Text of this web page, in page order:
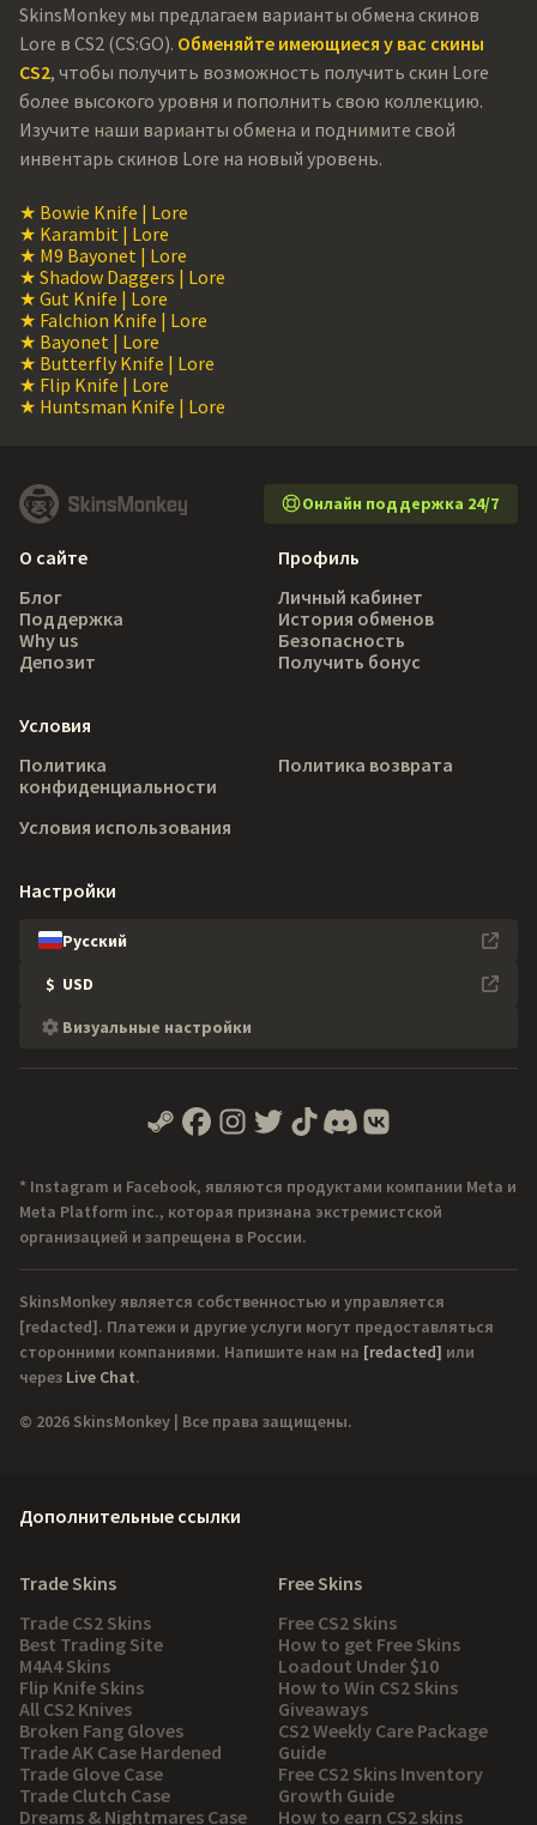
SkinsMonkey мы предлагаем варианты обмена скинов
Lore в CS2 (CS:GO). Обменяйте имеющиеся у вас скины
CS2, чтобы получить возможность получить скин Lore
более высокого уровня и пополнить свою коллекцию.
Изучите наши варианты обмена и поднимите свой
инвентарь скинов Lore на новый уровень.
★ Bowie Knife | Lore
★ Karambit | Lore
★ M9 Bayonet | Lore
★ Shadow Daggers | Lore
★ Gut Knife | Lore
★ Falchion Knife | Lore
★ Bayonet | Lore
★ Butterfly Knife | Lore
★ Flip Knife | Lore
★ Huntsman Knife | Lore
Онлайн поддержка 24/7
О сайте
Блог
Поддержка
Why us
Депозит
Профиль
Личный кабинет
История обменов
Безопасность
Получить бонус
Условия
Политика
конфиденциальности
Политика возврата
Условия использования
Настройки
Русский
$ USD
Визуальные настройки
* Instagram и Facebook, являются продуктами компании Meta и
Meta Platform inc., которая признана экстремистской
организацией и запрещена в России.
SkinsMonkey является собственностью и управляется
[redacted]. Платежи и другие услуги могут предоставляться
сторонними компаниями. Напишите нам на [redacted] или
через Live Chat.
© 2026 SkinsMonkey | Все права защищены.
Дополнительные ссылки
Trade Skins
Trade CS2 Skins
Best Trading Site
M4A4 Skins
Flip Knife Skins
All CS2 Knives
Broken Fang Gloves
Trade AK Case Hardened
Trade Glove Case
Trade Clutch Case
Dreams & Nightmares Case
Free Skins
Free CS2 Skins
How to get Free Skins
Loadout Under $10
How to Win CS2 Skins
Giveaways
CS2 Weekly Care Package
Guide
Free CS2 Skins Inventory
Growth Guide
How to earn CS2 skins